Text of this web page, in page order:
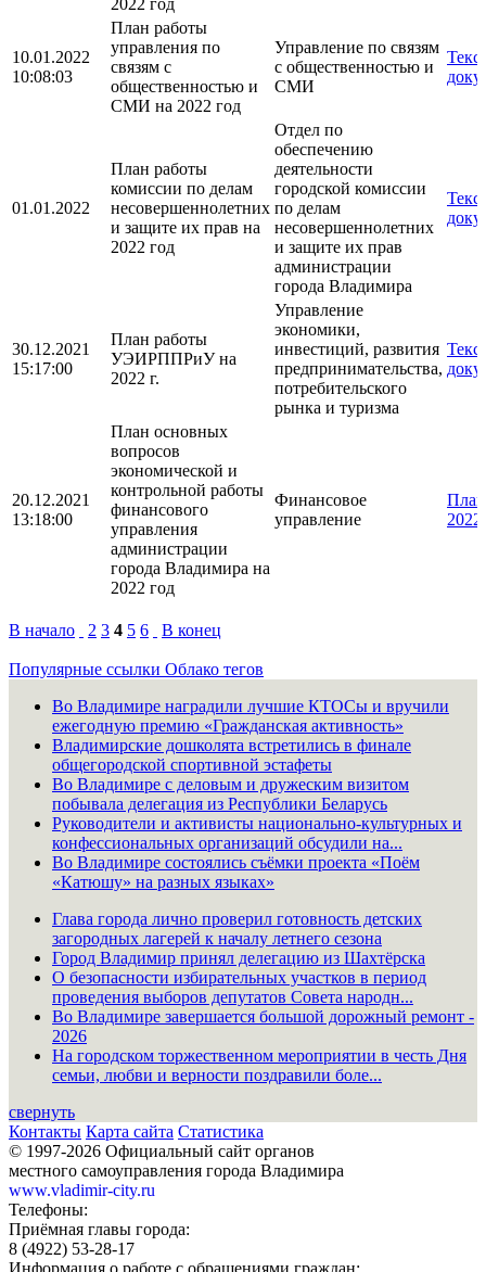
10.01.2022
10:08:03
План работы
управления по
связям с
общественностью и
СМИ на 2022 год
Управление по связям
с общественностью и
СМИ
01.01.2022
План работы
комиссии по делам
несовершеннолетних
и защите их прав на
2022 год
Отдел по
обеспечению
деятельности
городской комиссии
по делам
несовершеннолетних
и защите их прав
администрации
города Владимира
30.12.2021
15:17:00
План работы
УЭИРППРиУ на
2022 г.
Управление
экономики,
инвестиций, развития
предпринимательства,
потребительского
рынка и туризма
20.12.2021
13:18:00
План основных
вопросов
экономической и
контрольной работы
финансового
управления
администрации
города Владимира на
2022 год
Финансовое
управление
2022
В начало 2 3 4 5 6 В конец
Популярные ссылки Облако тегов
Во Владимире наградили лучшие КТОСы и вручили
ежегодную премию «Гражданская активность»
Владимирские дошколята встретились в финале
общегородской спортивной эстафеты
Во Владимире с деловым и дружеским визитом
побывала делегация из Республики Беларусь
Руководители и активисты национально-культурных и
конфессиональных организаций обсудили на...
Во Владимире состоялись съёмки проекта «Поём
«Катюшу» на разных языках»
Глава города лично проверил готовность детских
загородных лагерей к началу летнего сезона
Город Владимир принял делегацию из Шахтёрска
О безопасности избирательных участков в период
проведения выборов депутатов Совета народн...
Во Владимире завершается большой дорожный ремонт -
2026
На городском торжественном мероприятии в честь Дня
семьи, любви и верности поздравили боле...
свернуть
Контакты Карта сайта Статистика
© 1997-2026 Официальный сайт органов
местного самоуправления города Владимира
www.vladimir-city.ru
Телефоны:
Приёмная главы города:
8 (4922) 53-28-17
Информация о работе с обращениями граждан: